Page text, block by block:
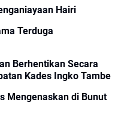
Hairi
Terduga
Berhentikan Secara
Kades Ingko Tambe
Mengenaskan di Bunut